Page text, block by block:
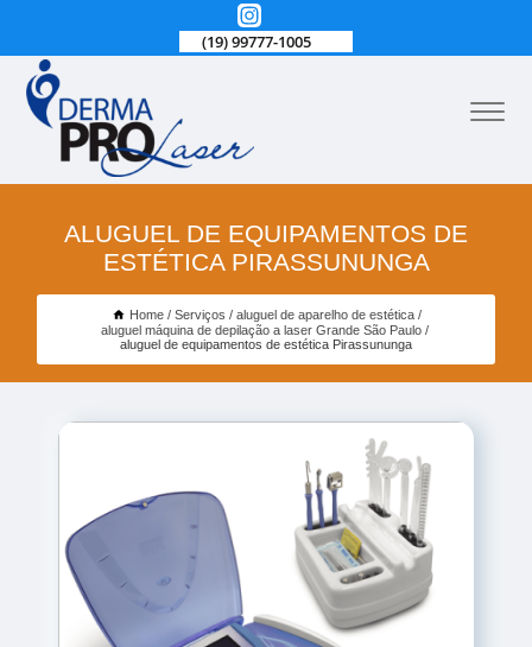
(19) 99777-1005
ALUGUEL DE EQUIPAMENTOS DE
ESTÉTICA PIRASSUNUNGA
Home Serviços
aluguel de aparelho de estética
aluguel máquina de depilação a laser Grande São Paulo
aluguel de equipamentos de estética Pirassununga